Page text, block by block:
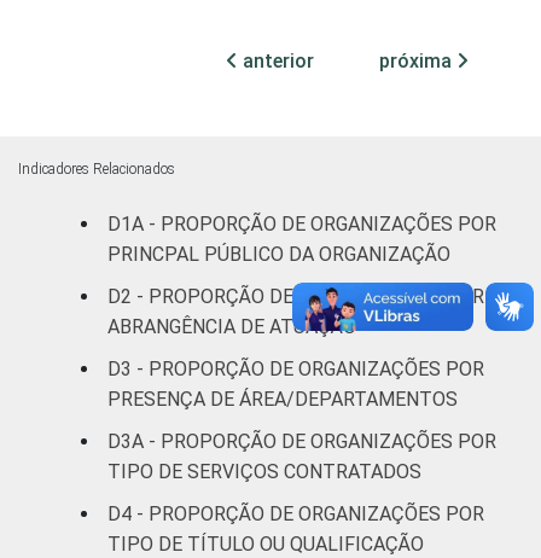
sindicais
Pesquisa
Desenvolvimento
e Defesa de
Direitos
26
Religião 10
Saúde e
assistência
social
anterior próxima
Indicadores Relacionados
D1A - PROPORÇÃO DE ORGANIZAÇÕES POR
PRINCPAL PÚBLICO DA ORGANIZAÇÃO
D2 - PROPORÇÃO DE ORGANIZAÇÕES POR
ABRANGÊNCIA DE ATUAÇÃO
D3 - PROPORÇÃO DE ORGANIZAÇÕES POR
PRESENÇA DE ÁREA/DEPARTAMENTOS
D3A - PROPORÇÃO DE ORGANIZAÇÕES POR
TIPO DE SERVIÇOS CONTRATADOS
D4 - PROPORÇÃO DE ORGANIZAÇÕES POR
TIPO DE TÍTULO OU QUALIFICAÇÃO